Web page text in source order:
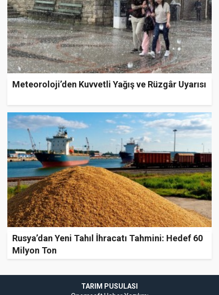
Meteoroloji’den Kuvvetli Yağış ve Rüzgâr Uyarısı
Rusya’dan Yeni Tahıl İhracatı Tahmini: Hedef 60
Milyon Ton
TARIM PUSULASI